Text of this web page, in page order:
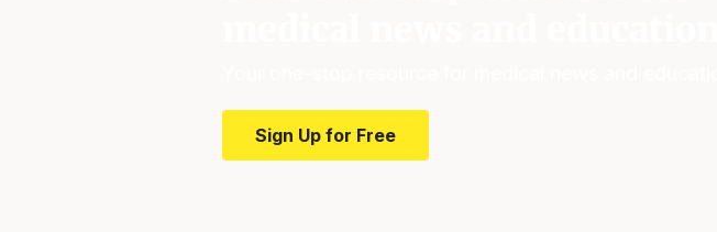
Sign Up for Free